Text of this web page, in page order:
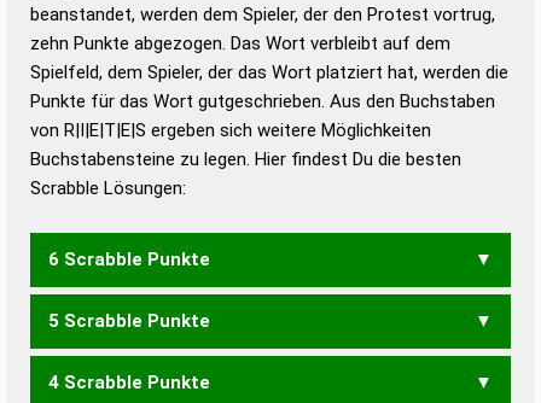
Duden – Standardwerk in 12 Bänden
Duden – Richtiges und gutes
Deutsch
Duden – Die deutsche Grammatik
Duden – Deutsches
beanstandet, werden dem Spieler, der den Protest vortrug,
zehn Punkte abgezogen. Das Wort verbleibt auf dem
Spielfeld, dem Spieler, der das Wort platziert hat, werden die
Punkte für das Wort gutgeschrieben. Aus den Buchstaben
von R|I|E|T|E|S ergeben sich weitere Möglichkeiten
Buchstabensteine zu legen. Hier findest Du die besten
Scrabble Lösungen:
6 Scrabble Punkte
EIERST EITERS REISET
STIERE
TIERES
5 Scrabble Punkte
EIERT EISET EISTE EITER
4 Scrabble Punkte